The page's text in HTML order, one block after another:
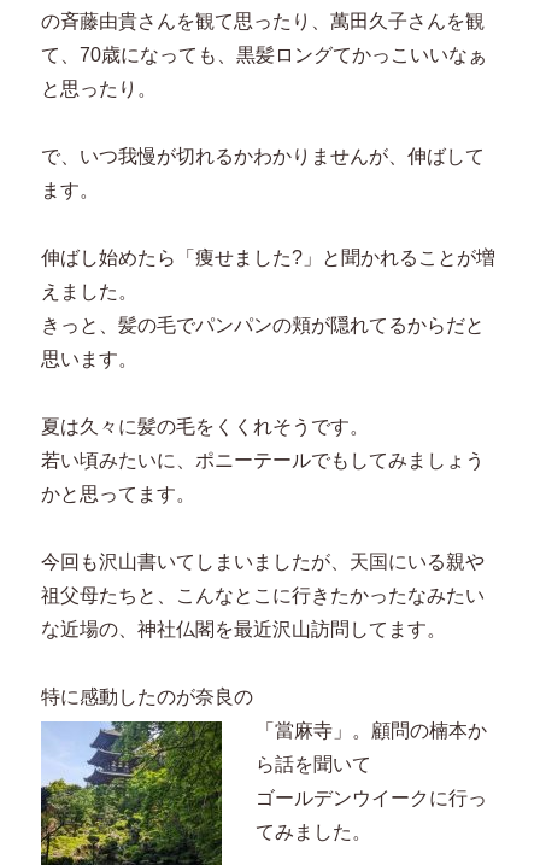
の斉藤由貴さんを観て思ったり、萬田久子さんを観
て、70歳になっても、黒髪ロングてかっこいいなぁ
と思ったり。
で、いつ我慢が切れるかわかりませんが、伸ばして
ます。
伸ばし始めたら「痩せました?」と聞かれることが増
えました。
きっと、髪の毛でパンパンの頬が隠れてるからだと
思います。
夏は久々に髪の毛をくくれそうです。
若い頃みたいに、ポニーテールでもしてみましょう
かと思ってます。
今回も沢山書いてしまいましたが、天国にいる親や
祖父母たちと、こんなとこに行きたかったなみたい
な近場の、神社仏閣を最近沢山訪問してます。
特に感動したのが奈良の
「當麻寺」。顧問の楠本か
ら話を聞いて
ゴールデンウイークに行っ
てみました。